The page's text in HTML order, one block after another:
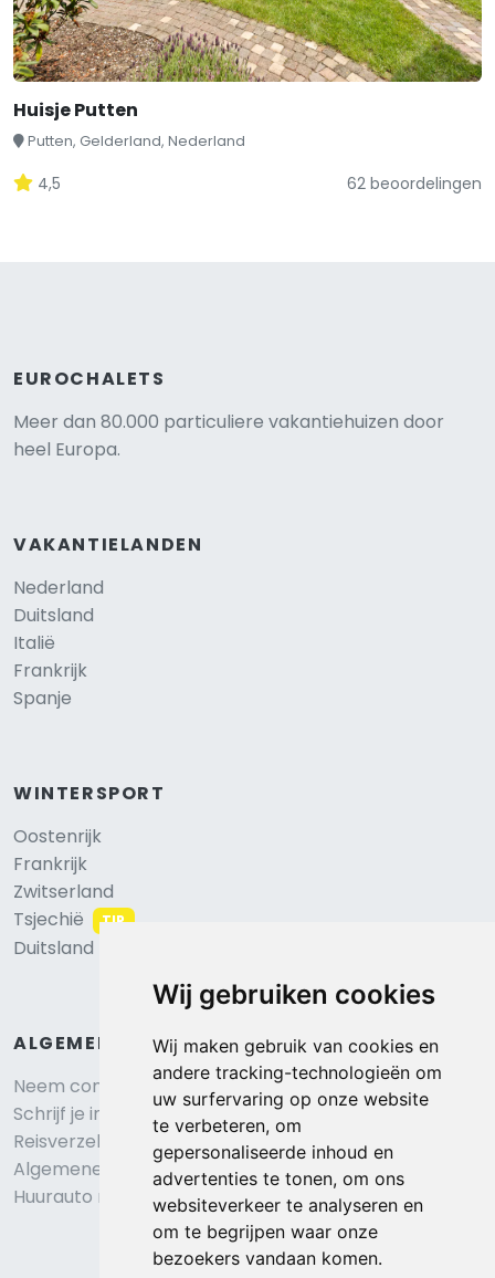
Wij gebruiken cookies
Wij maken gebruik van cookies en
andere tracking-technologieën om
uw surfervaring op onze website
te verbeteren, om
gepersonaliseerde inhoud en
advertenties te tonen, om ons
websiteverkeer te analyseren en
om te begrijpen waar onze
bezoekers vandaan komen.
Huisje Putten
Putten, Gelderland, Nederland
4,5 62 beoordelingen
EUROCHALETS
Meer dan 80.000 particuliere vakantiehuizen door
heel Europa.
VAKANTIELANDEN
Nederland
Duitsland
Italië
Frankrijk
Spanje
WINTERSPORT
Oostenrijk
Frankrijk
Zwitserland
Tsjechië
TIP
Duitsland
ALGEMEEN
Neem contact op
Schrijf je in voor onze nieuwsbrief
Reisverzekering afsluiten
Algemene voorwaarden
Huurauto reserveren